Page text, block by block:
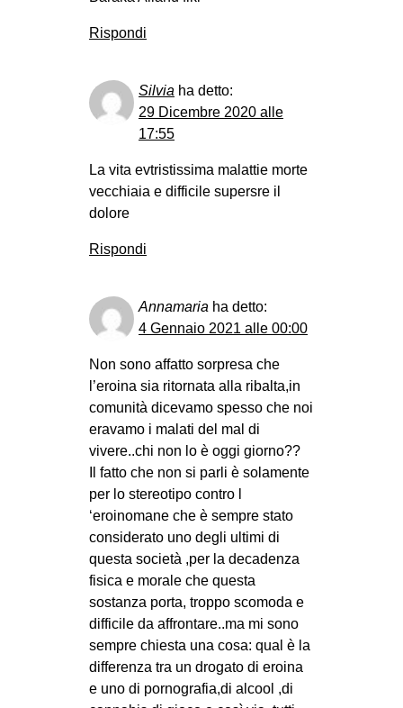
Rispondi
Silvia ha detto:
29 Dicembre 2020 alle
17:55
La vita evtristissima malattie morte
vecchiaia e difficile supersre il
dolore
Rispondi
Annamaria ha detto:
4 Gennaio 2021 alle 00:00
Non sono affatto sorpresa che
l’eroina sia ritornata alla ribalta,in
comunità dicevamo spesso che noi
eravamo i malati del mal di
vivere..chi non lo è oggi giorno??
Il fatto che non si parli è solamente
per lo stereotipo contro l
‘eroinomane che è sempre stato
considerato uno degli ultimi di
questa società ,per la decadenza
fisica e morale che questa
sostanza porta, troppo scomoda e
difficile da affrontare..ma mi sono
sempre chiesta una cosa: qual è la
differenza tra un drogato di eroina
e uno di pornografia,di alcool ,di